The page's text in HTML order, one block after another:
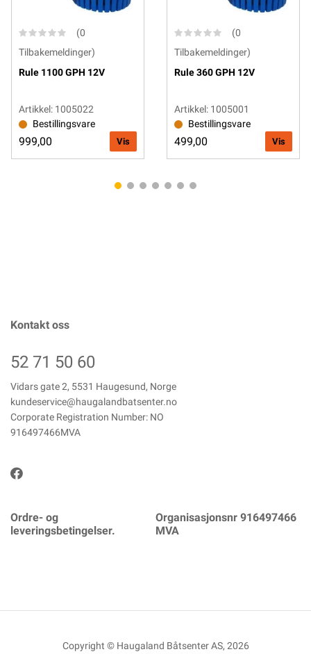
(0
Tilbakemeldinger)
Rule 1100 GPH 12V
Artikkel: 1005022
Bestillingsvare
999,00 Vis
(0
Tilbakemeldinger)
Rule 360 GPH 12V
Artikkel: 1005001
Bestillingsvare
499,00 Vis
Kontakt oss
52 71 50 60
Vidars gate 2, 5531 Haugesund, Norge
kundeservice@haugalandbatsenter.no
Corporate Registration Number: NO
916497466MVA
Ordre- og
leveringsbetingelser.
Organisasjonsnr 916497466
MVA
Copyright © Haugaland Båtsenter AS, 2026